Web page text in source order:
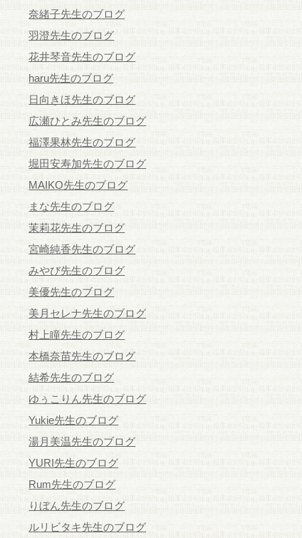
奈緒子先生のブログ
羽澄先生のブログ
花井琴音先生のブログ
haru先生のブログ
日向きほ先生のブログ
広瀬ひとみ先生のブログ
福澤果林先生のブログ
堀田安寿加先生のブログ
MAIKO先生のブログ
まな先生のブログ
茉莉花先生のブログ
宮崎純香先生のブログ
みやび先生のブログ
美優先生のブログ
美月セレナ先生のブログ
村上瞳先生のブログ
本橋奈苗先生のブログ
結希先生のブログ
ゆぅこりん先生のブログ
Yukie先生のブログ
湯月美温先生のブログ
YURI先生のブログ
Rum先生のブログ
りぼん先生のブログ
ルリビタキ先生のブログ